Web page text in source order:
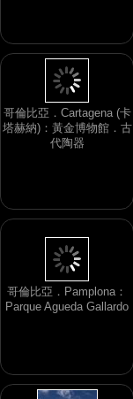
哥倫比亞．Cartagena (卡
塔赫納)：黃金博物館．古
代陶器
哥倫比亞．Pamplona：
Parque Agueda Gallardo